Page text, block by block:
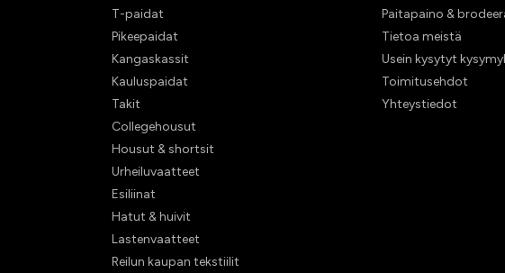
T-paidat
Pikeepaidat
Kangaskassit
Kauluspaidat
Takit
Collegehousut
Housut & shortsit
Urheiluvaatteet
Esiliinat
Hatut & huivit
Lastenvaatteet
Reilun kaupan tekstiilit
Paitapaino &
Tietoa meistä
Usein kysytyt
Toimitusehdot
Yhteystiedot